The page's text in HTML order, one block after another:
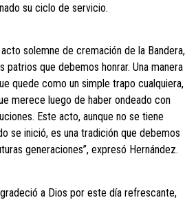
su ciclo de servicio.
solemne de cremación de la Bandera,
patrios que debemos honrar. Una manera
quede como un simple trapo cualquiera,
merece luego de haber ondeado con
Este acto, aunque no se tiene
se inició, es una tradición que debemos
generaciones”, expresó Hernández.
a Dios por este día refrescante,